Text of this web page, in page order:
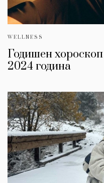
WELLNESS
Годишен
2024 година